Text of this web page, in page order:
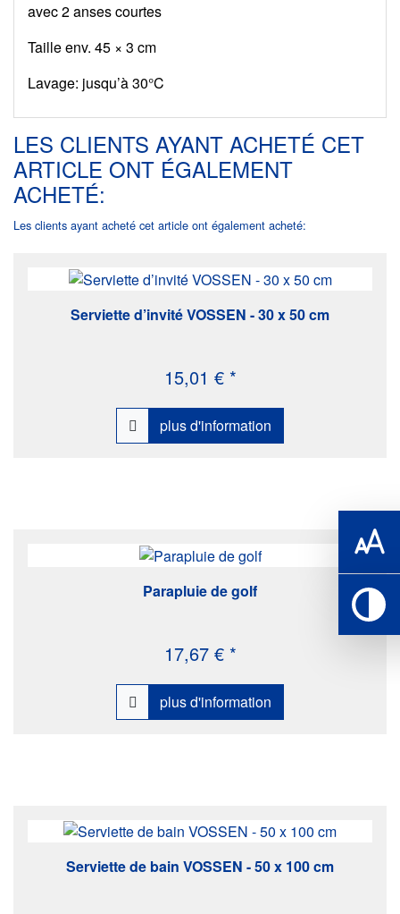
avec 2 anses courtes
Taille env. 45 × 3 cm
Lavage: jusqu’à 30°C
LES CLIENTS AYANT ACHETÉ CET
ARTICLE ONT ÉGALEMENT
ACHETÉ:
Les clients ayant acheté cet article ont également acheté:
Serviette d’invité VOSSEN - 30 x 50 cm
15,01 € *
plus d'information
Parapluie de golf
17,67 € *
plus d'information
Serviette de bain VOSSEN - 50 x 100 cm